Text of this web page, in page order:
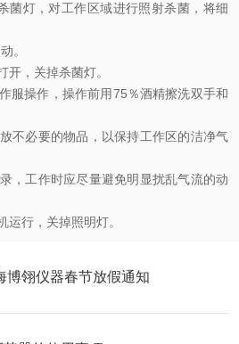
灯，对工作区域进行照射杀菌，将细
。
，关掉杀菌灯。
服操作，操作前用75％酒精擦洗双手和
不必要的物品，以保持工作区的洁净气
，工作时应尽量避免明显扰乱气流的动
行，关掉照明灯。
博翎仪器春节放假通知